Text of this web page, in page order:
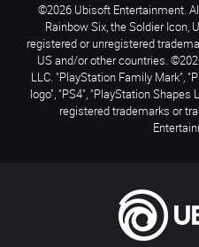
©2026 Ubisoft Entertainment.
Rainbow Six, the Soldier Icon,
registered or unregistered
US and/or other countries.
LLC. "PlayStation Family Mark",
logo", "PS4", "PlayStation
registered trademarks or